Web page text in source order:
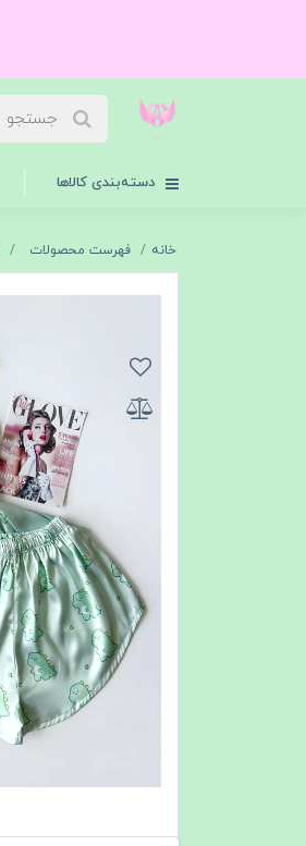
دسته‌بندی کالاها
خانه فهرست محصولات